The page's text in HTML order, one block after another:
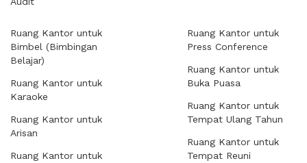
Ruang Kantor untuk
Bimbel (Bimbingan
Belajar)
Ruang Kantor untuk
Karaoke
Ruang Kantor untuk
Arisan
Ruang Kantor untuk
Ruang Kantor untuk
Press Conference
Ruang Kantor untuk
Buka Puasa
Ruang Kantor untuk
Tempat Ulang Tahun
Ruang Kantor untuk
Tempat Reuni